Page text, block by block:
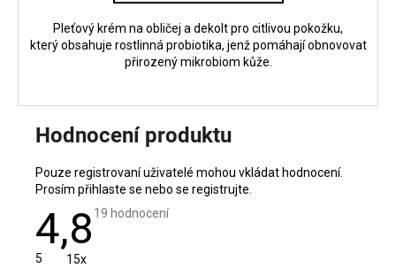
Pleťový krém na obličej a dekolt pro citlivou pokožku,
který obsahuje rostlinná probiotika, jenž pomáhají obnovovat
přirozený mikrobiom kůže.
Hodnocení produktu
Pouze registrovaní uživatelé mohou vkládat hodnocení.
Prosím přihlaste se nebo se registrujte.
4,8 Průměrné
19 hodnocení
5
15x